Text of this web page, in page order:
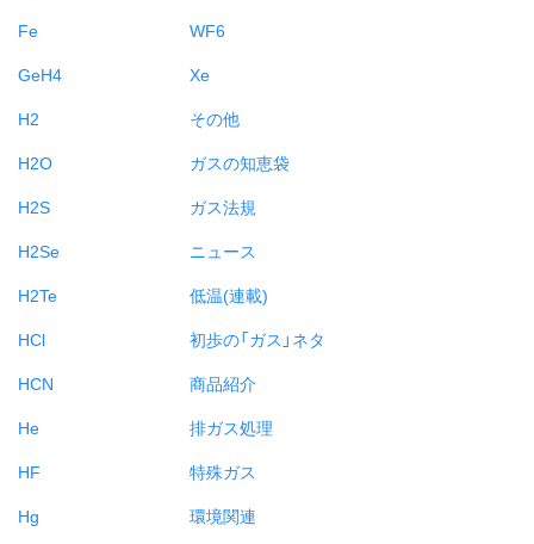
Fe
GeH4
H2
H2O
H2S
H2Se
H2Te
HCl
HCN
He
HF
Hg
WF6
Xe
その他
ガスの知恵袋
ガス法規
ニュース
低温(連載)
初歩の「ガス」ネタ
商品紹介
排ガス処理
特殊ガス
環境関連